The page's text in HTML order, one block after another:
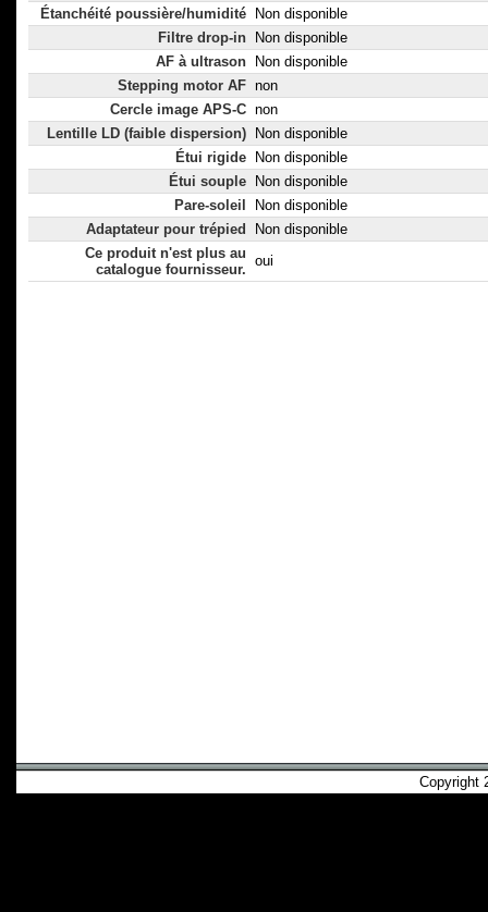
Étanchéité poussière/humidité
Non disponible
Filtre drop-in
Non disponible
AF à ultrason
Non disponible
Stepping motor AF non
Cercle image APS-C non
Lentille LD (faible dispersion)
Non disponible
Étui rigide
Non disponible
Étui souple
Non disponible
Pare-soleil
Non disponible
Adaptateur pour trépied
Non disponible
Ce produit n'est plus au
catalogue fournisseur.
oui
Copyright